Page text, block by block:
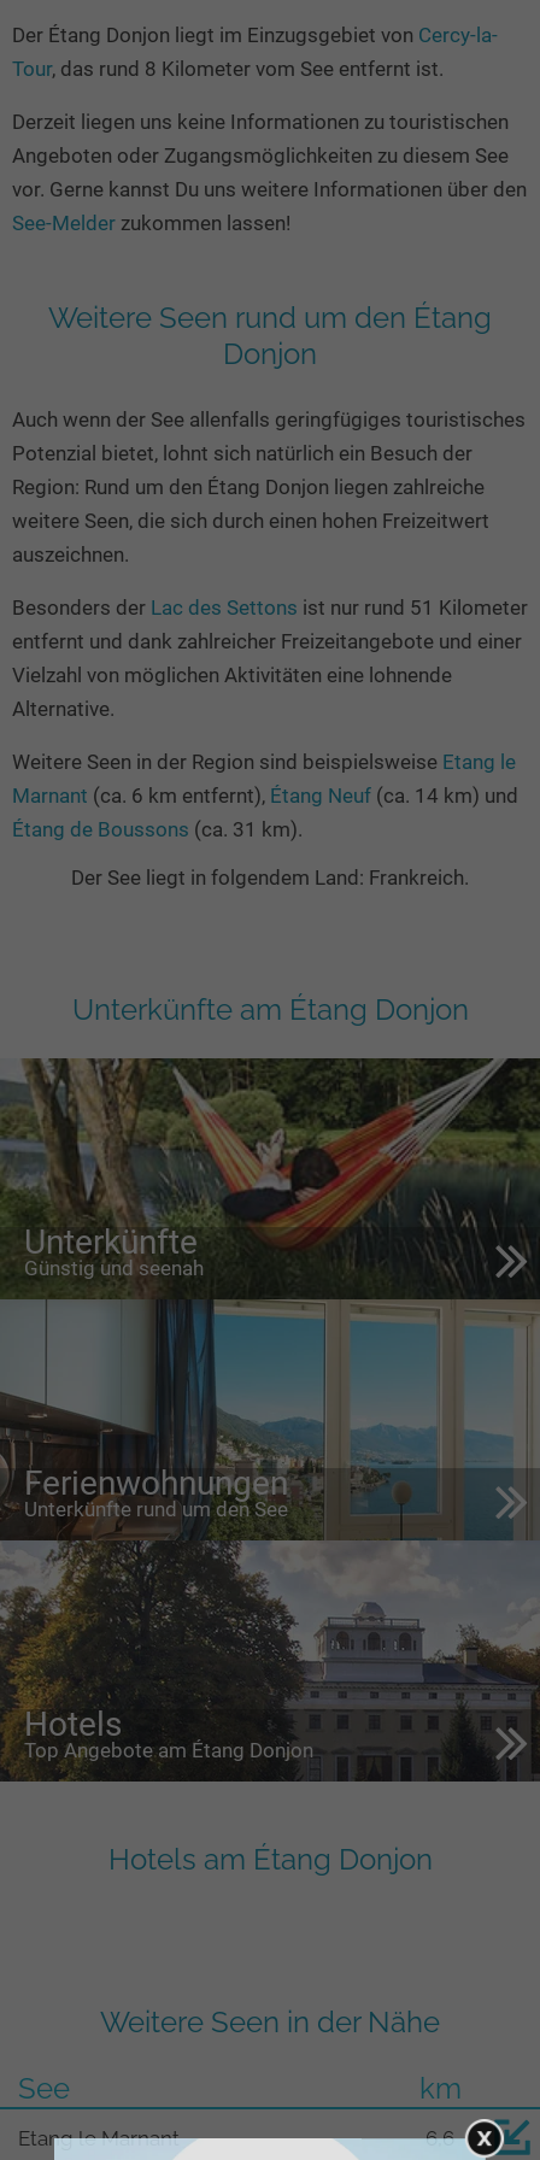
Österreich
Frankreich
Niederlande
Schweden
alle Länder…
Der Étang Donjon liegt im Einzugsgebiet von Cercy-la-
Tour, das rund 8 Kilometer vom See entfernt ist.
Derzeit liegen uns keine Informationen zu touristischen
Angeboten oder Zugangsmöglichkeiten zu diesem See
vor. Gerne kannst Du uns weitere Informationen über den
See-Melder zukommen lassen!
Weitere Seen rund um den Étang
Donjon
Auch wenn der See allenfalls geringfügiges touristisches
Potenzial bietet, lohnt sich natürlich ein Besuch der
Region: Rund um den Étang Donjon liegen zahlreiche
weitere Seen, die sich durch einen hohen Freizeitwert
auszeichnen.
Besonders der Lac des Settons ist nur rund 51 Kilometer
entfernt und dank zahlreicher Freizeitangebote und einer
Vielzahl von möglichen Aktivitäten eine lohnende
Alternative.
Weitere Seen in der Region sind beispielsweise Etang le
Marnant (ca. 6 km entfernt), Étang Neuf (ca. 14 km) und
Étang de Boussons (ca. 31 km).
Der See liegt in folgendem Land: Frankreich.
Unterkünfte am Étang Donjon
Unterkünfte
Günstig und seenah
Ferienwohnungen
Unterkünfte rund um den See
Hotels
Top Angebote am Étang Donjon
Hotels am Étang Donjon
Weitere Seen in der Nähe
See
km
Etang le Marnant 6,6